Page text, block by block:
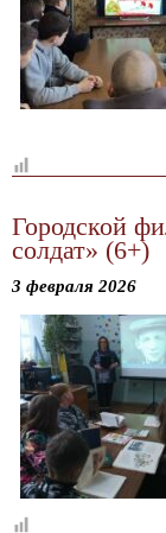
Городской
солдат» (6+)
3 февраля 2026